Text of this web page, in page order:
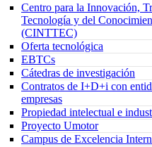
Centro para la Innovación,
Tecnología y del
(CINTTEC)
Oferta tecnológica
EBTCs
Cátedras de investigación
Contratos de I+D+i con
empresas
Propiedad intelectual e
Proyecto Umotor
Campus de Excelencia